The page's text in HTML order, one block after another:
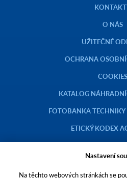
O NÁS
UŽITEČNÉ
OCHRANA
COOKIES
KATALOG
FOTOBANKA
ETICKÝ KODEX
Nastavení
Na těchto webových stránkách se